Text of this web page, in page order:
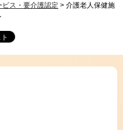
ビス・要介護認定 > 介護老人保健施